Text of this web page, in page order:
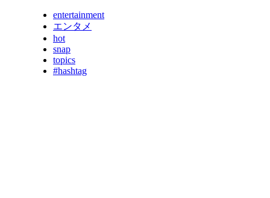
entertainment
エンタメ
hot
snap
topics
#hashtag